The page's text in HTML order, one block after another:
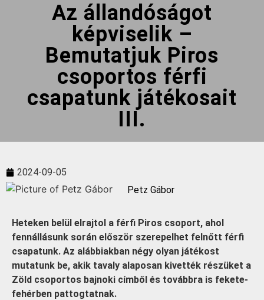
Az állandóságot
képviselik –
Bemutatjuk Piros
csoportos férfi
csapatunk játékosait
III.
2024-09-05
Petz Gábor
Heteken belül elrajtol a férfi Piros csoport, ahol
fennállásunk során először szerepelhet felnőtt férfi
csapatunk. Az alábbiakban négy olyan játékost
mutatunk be, akik tavaly alaposan kivették részüket a
Zöld csoportos bajnoki címből és továbbra is fekete-
fehérben pattogtatnak.